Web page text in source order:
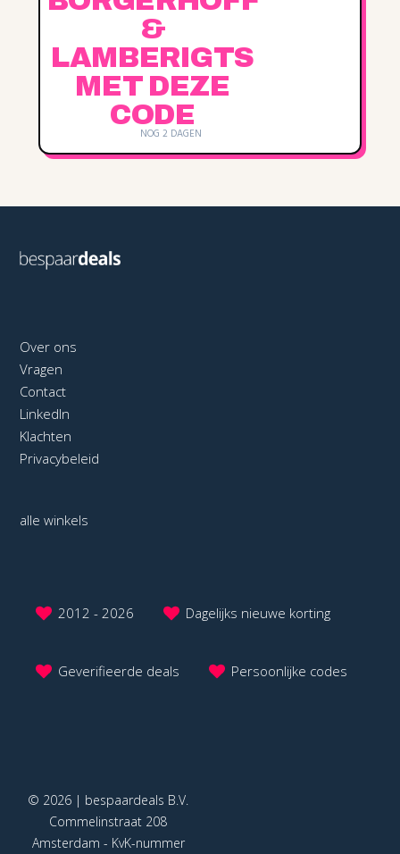
NOG 2 DAGEN
Over ons
Vragen
Contact
LinkedIn
Klachten
Privacybeleid
alle winkels
2012 - 2026 Dagelijks nieuwe korting
Geverifieerde deals Persoonlijke codes
© 2026 | bespaardeals B.V.
Commelinstraat 208
Amsterdam - KvK-nummer